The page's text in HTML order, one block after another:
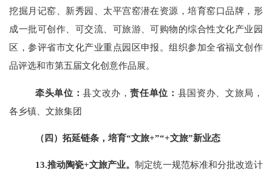
挖掘月记窑、新秀园、太平宫窑潜在资源，培育窑口品牌，形
成一批可创作、可交流、可旅游、可购物的综合性文化产业园
区，参评省市文化产业重点园区申报。组织参加全省福文创作
品评选和市第五届文化创意作品展。
牵头单位：县文改办，责任单位： 县国资办、文旅局，
各乡镇、文旅集团
（四）拓延链条，培育“文旅+”“+文旅”新业态
13.推动陶瓷+文旅产业。制定统一规范标准和分批改造计